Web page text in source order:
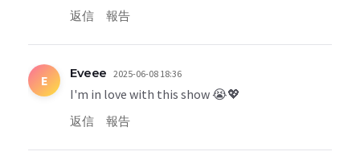
返信 報告
E Eveee 2025-06-08 18:36
I'm in love with this show 😭💖
返信 報告